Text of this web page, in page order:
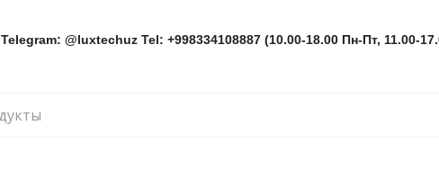
Telegram: @luxtechuz Tel: +998334108887 (10.00-18.00 Пн-Пт, 11.00-